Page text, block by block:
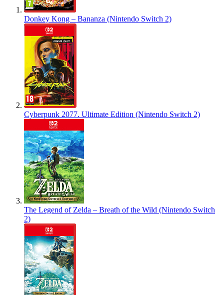
Donkey Kong – Bananza (Nintendo Switch 2)
Cyberpunk 2077. Ultimate Edition (Nintendo Switch 2)
The Legend of Zelda – Breath of the Wild (Nintendo Switch
2)